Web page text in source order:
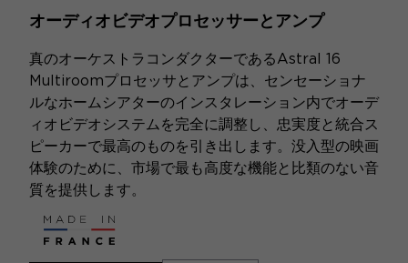
オーディオビデオプロセッサーとアンプ
真のオーケストラコンダクターであるAstral 16
Multiroomプロセッサとアンプは、センセーショナ
ルなホームシアターのインスタレーション内でオーデ
ィオビデオシステムを完全に調整し、忠実度と統合ス
ピーカーで最高のものを引き出します。没入型の映画
体験のために、市場で最も高度な機能と比類のない音
質を提供します。